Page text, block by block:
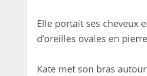
Elle portait ses cheveux
d’oreilles ovales en
Kate met son bras